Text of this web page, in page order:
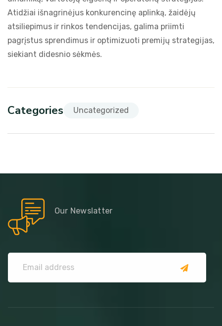
Atidžiai išnagrinėjus konkurencinę aplinką, žaidėjų
atsiliepimus ir rinkos tendencijas, galima priimti
pagrįstus sprendimus ir optimizuoti premijų strategijas,
siekiant didesnio sėkmės.
Categories Uncategorized
Our Newslatter